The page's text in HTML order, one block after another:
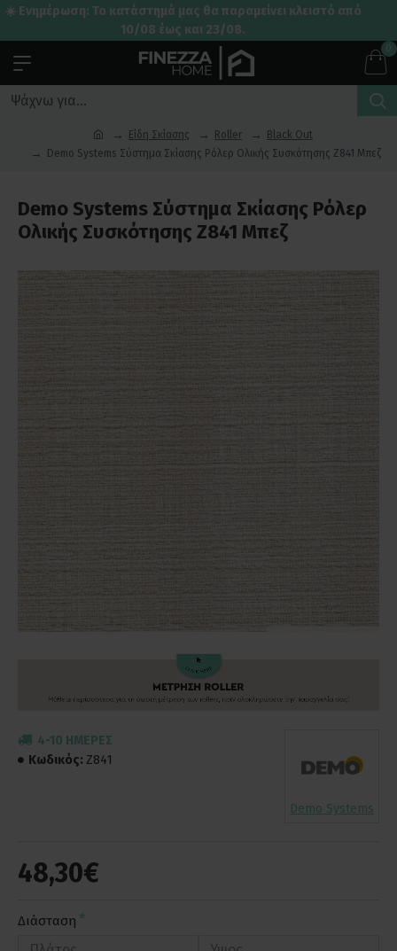
☀️ Ενημέρωση: Το κατάστημά μας θα παραμείνει κλειστό από
10/08 έως και 23/08.
0
Είδη Σκίασης Roller
Black Out
Demo Systems Σύστημα Σκίασης Ρόλερ Ολικής Συσκότησης Z841 Μπεζ
Demo Systems Σύστημα Σκίασης Ρόλερ
Ολικής Συσκότησης Z841 Μπεζ
48,30€
4-10 ΗΜΈΡΕΣ
Κωδικός: Z841
Demo Systems
Διάσταση